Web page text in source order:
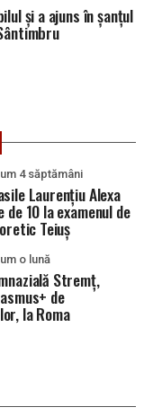
și a ajuns în șanțul
4 săptămâni
Laurențiu Alexa
10 la examenul de
Teiuș
o lună
Stremț,
de
la Roma